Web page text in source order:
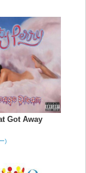
Got Away
)